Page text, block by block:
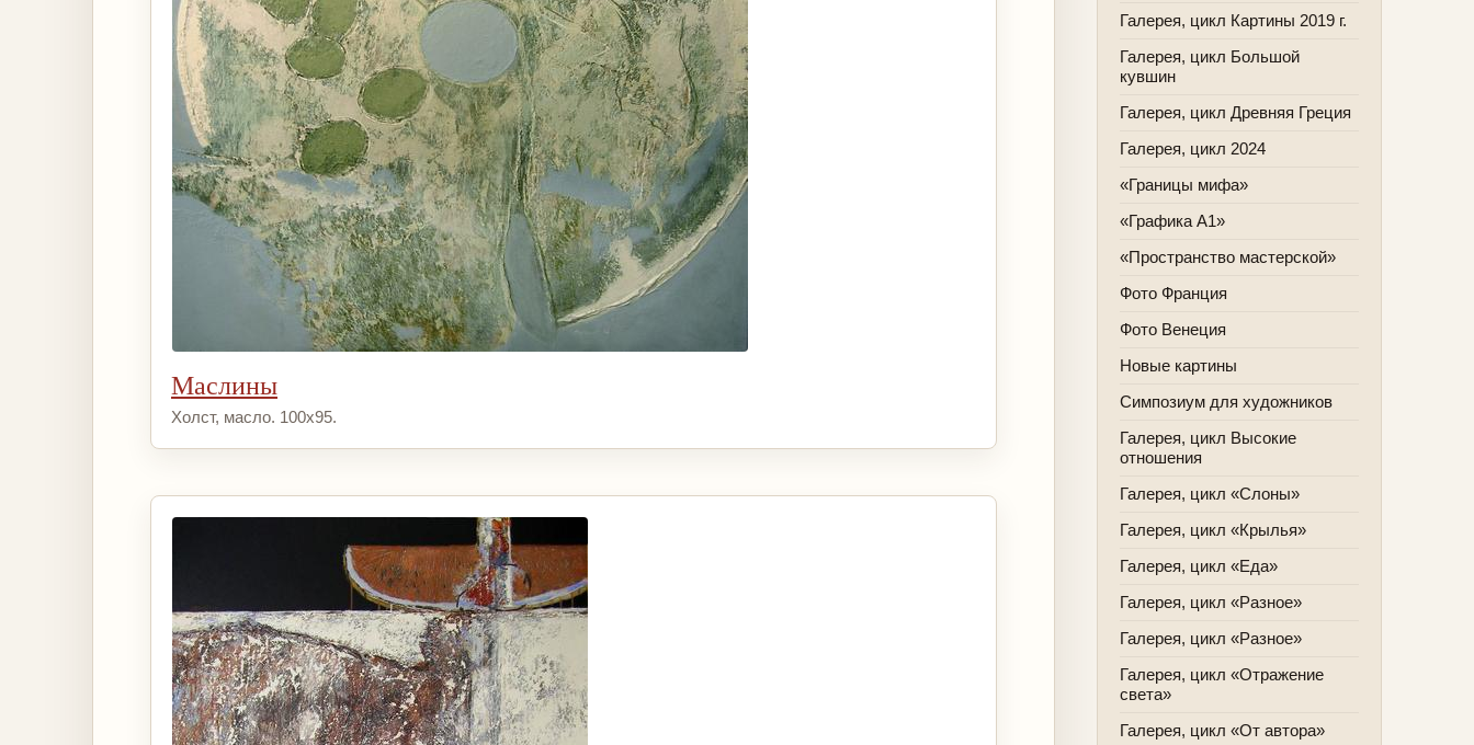
Маслины
Холст, масло. 100х95.
Галерея, цикл Картины 2019 г.
Галерея, цикл Большой
кувшин
Галерея, цикл Древняя Греция
Галерея, цикл 2024
«Границы мифа»
«Графика А1»
«Пространство мастерской»
Фото Франция
Фото Венеция
Новые картины
Симпозиум для художников
Галерея, цикл Высокие
отношения
Галерея, цикл «Слоны»
Галерея, цикл «Крылья»
Галерея, цикл «Еда»
Галерея, цикл «Разное»
Галерея, цикл «Разное»
Галерея, цикл «Отражение
света»
Галерея, цикл «От автора»